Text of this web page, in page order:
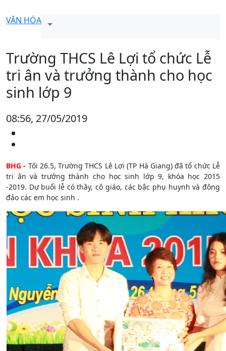
VĂN HÓA
Trường THCS Lê Lợi tổ chức Lễ
tri ân và trưởng thành cho học
sinh lớp 9
08:56, 27/05/2019
BHG - Tối 26.5, Trường THCS Lê Lợi (TP Hà Giang) đã tổ chức Lễ
tri ân và trưởng thành cho học sinh lớp 9, khóa học 2015
-2019. Dự buổi lễ có thầy, cô giáo, các bậc phụ huynh và đông
đảo các em học sinh .